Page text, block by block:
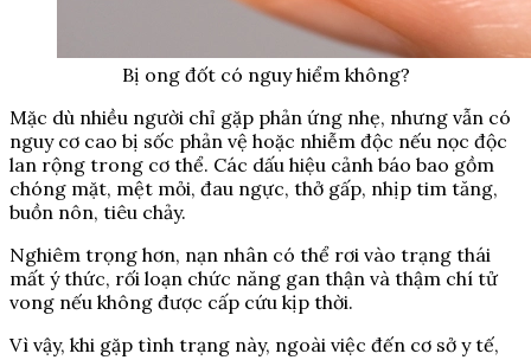
Bị ong đốt có nguy hiểm không?
Mặc dù nhiều người chỉ gặp phản ứng nhẹ, nhưng vẫn có
nguy cơ cao bị sốc phản vệ hoặc nhiễm độc nếu nọc độc
lan rộng trong cơ thể. Các dấu hiệu cảnh báo bao gồm
chóng mặt, mệt mỏi, đau ngực, thở gấp, nhịp tim tăng,
buồn nôn, tiêu chảy.
Nghiêm trọng hơn, nạn nhân có thể rơi vào trạng thái
mất ý thức, rối loạn chức năng gan thận và thậm chí tử
vong nếu không được cấp cứu kịp thời.
Vì vậy, khi gặp tình trạng này, ngoài việc đến cơ sở y tế,